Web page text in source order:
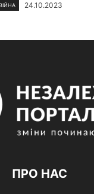
24.10.2023
ПРО НАС